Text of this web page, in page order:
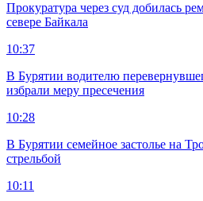
Прокуратура через суд добилась
севере Байкала
10:37
В Бурятии водителю
избрали меру пресечения
10:28
В Бурятии семейное застолье на
стрельбой
10:11